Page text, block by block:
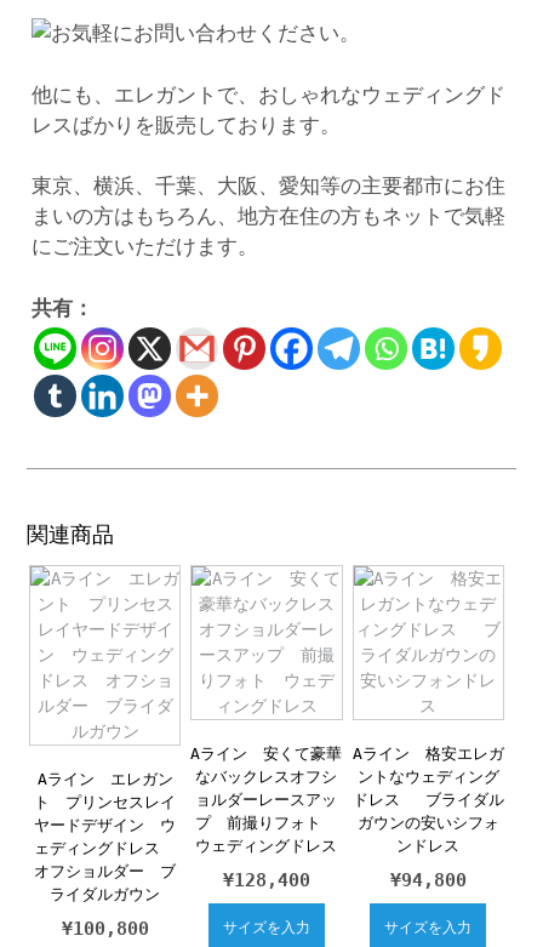
他にも、エレガントで、おしゃれなウェディングド
レスばかりを販売しております。
東京、横浜、千葉、大阪、愛知等の主要都市にお住
まいの方はもちろん、地方在住の方もネットで気軽
にご注文いただけます。
共有：
関連商品
Aライン エレガン
ト プリンセスレイ
ヤードデザイン ウ
ェディングドレス
オフショルダー ブ
ライダルガウン
¥100,800
Aライン 安くて豪華
なバックレスオフシ
ョルダーレースアッ
プ 前撮りフォト
ウェディングドレス
¥128,400
サイズを入力
Aライン 格安エレガ
ントなウェディング
ドレス ブライダル
ガウンの安いシフォ
ンドレス
¥94,800
サイズを入力